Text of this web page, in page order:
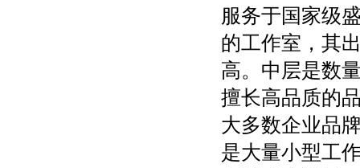
服务于国家级
的工作室，其
高。中层是数
擅长高品质的
大多数企业品
是大量小型工